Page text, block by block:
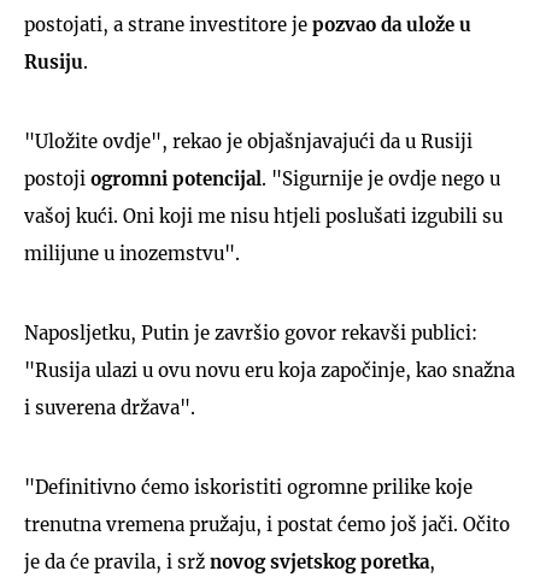
postojati, a strane investitore je pozvao da ulože u
Rusiju.
"Uložite ovdje", rekao je objašnjavajući da u Rusiji
postoji ogromni potencijal. "Sigurnije je ovdje nego u
vašoj kući. Oni koji me nisu htjeli poslušati izgubili su
milijune u inozemstvu".
Naposljetku, Putin je završio govor rekavši publici:
"Rusija ulazi u ovu novu eru koja započinje, kao snažna
i suverena država".
"Definitivno ćemo iskoristiti ogromne prilike koje
trenutna vremena pružaju, i postat ćemo još jači. Očito
je da će pravila, i srž novog svjetskog poretka,